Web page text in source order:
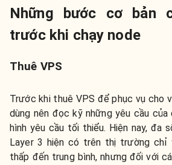
Những bước cơ bản
trước khi chạy node
Thuê VPS
Trước khi thuê VPS để phục vụ cho
dùng nên đọc kỹ những yêu cầu
hình yêu cầu tối thiểu. Hiện nay, đa
Layer 3 hiện có trên thị trường chỉ
thấp đến trung bình, nhưng đối với